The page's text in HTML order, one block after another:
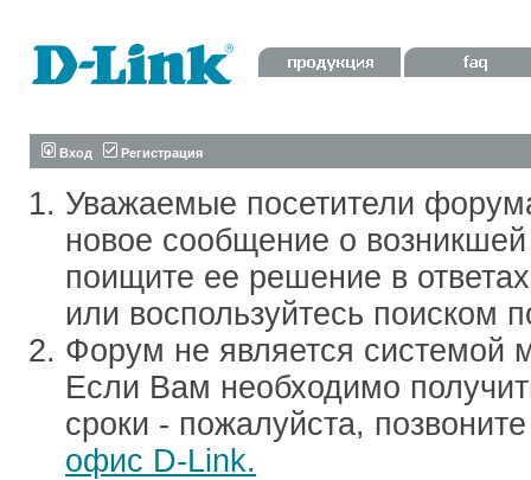
Вход Регистрация
Уважаемые посетители
новое сообщение о
поищите ее решение в
или воспользуйтесь поиском
Форум не является системой
Если Вам необходимо
сроки - пожалуйста,
офис D-Link.